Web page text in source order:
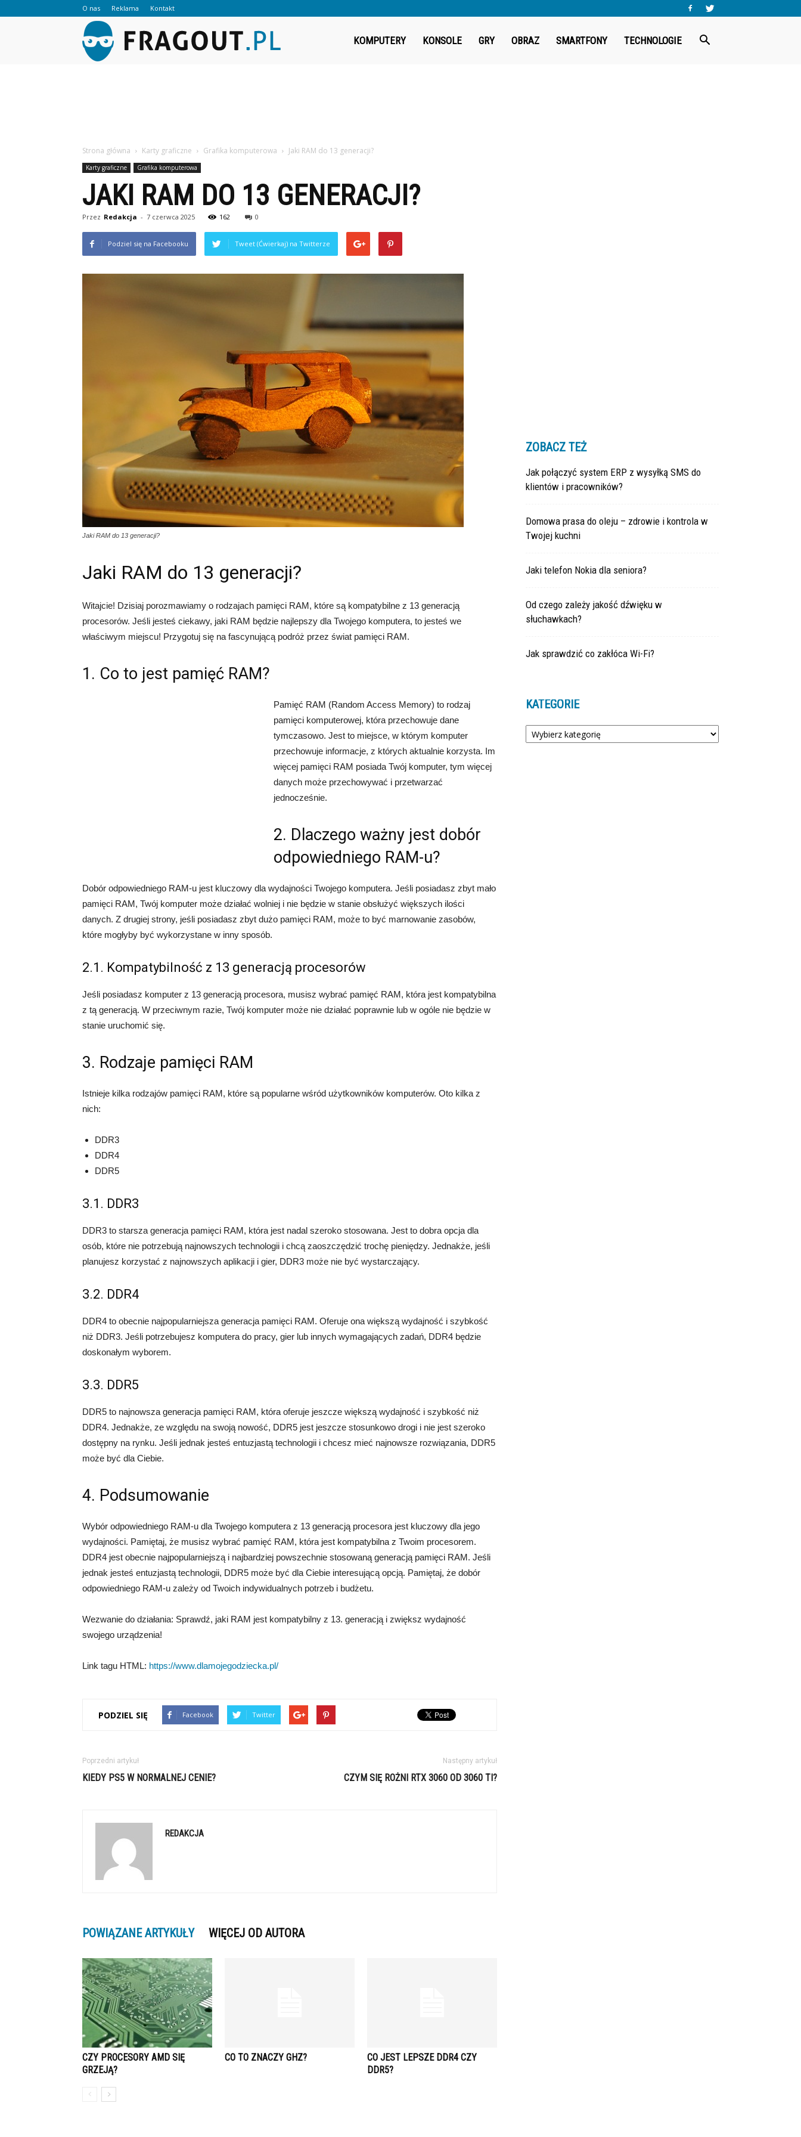
O nas Reklama Kontakt
KOMPUTERY KONSOLE GRY OBRAZ SMARTFONY TECHNOLOGIE
Strona główna Karty graficzne Grafika komputerowa Jaki RAM do 13 generacji?
Karty graficzne Grafika komputerowa
JAKI RAM DO 13 GENERACJI?
Przez Redakcja - 7 czerwca 2025 162 0
Podziel się na Facebooku Tweet (Ćwierkaj) na Twitterze
Jaki RAM do 13 generacji?
Jaki RAM do 13 generacji?
Witajcie! Dzisiaj porozmawiamy o rodzajach pamięci RAM, które są kompatybilne z 13 generacją
procesorów. Jeśli jesteś ciekawy, jaki RAM będzie najlepszy dla Twojego komputera, to jesteś we
właściwym miejscu! Przygotuj się na fascynującą podróż przez świat pamięci RAM.
1. Co to jest pamięć RAM?
Pamięć RAM (Random Access Memory) to rodzaj
pamięci komputerowej, która przechowuje dane
tymczasowo. Jest to miejsce, w którym komputer
przechowuje informacje, z których aktualnie korzysta. Im
więcej pamięci RAM posiada Twój komputer, tym więcej
danych może przechowywać i przetwarzać
jednocześnie.
2. Dlaczego ważny jest dobór
odpowiedniego RAM-u?
Dobór odpowiedniego RAM-u jest kluczowy dla wydajności Twojego komputera. Jeśli posiadasz zbyt mało
pamięci RAM, Twój komputer może działać wolniej i nie będzie w stanie obsłużyć większych ilości
danych. Z drugiej strony, jeśli posiadasz zbyt dużo pamięci RAM, może to być marnowanie zasobów,
które mogłyby być wykorzystane w inny sposób.
2.1. Kompatybilność z 13 generacją procesorów
Jeśli posiadasz komputer z 13 generacją procesora, musisz wybrać pamięć RAM, która jest kompatybilna
z tą generacją. W przeciwnym razie, Twój komputer może nie działać poprawnie lub w ogóle nie będzie w
stanie uruchomić się.
3. Rodzaje pamięci RAM
Istnieje kilka rodzajów pamięci RAM, które są popularne wśród użytkowników komputerów. Oto kilka z
nich:
DDR3
DDR4
DDR5
3.1. DDR3
DDR3 to starsza generacja pamięci RAM, która jest nadal szeroko stosowana. Jest to dobra opcja dla
osób, które nie potrzebują najnowszych technologii i chcą zaoszczędzić trochę pieniędzy. Jednakże, jeśli
planujesz korzystać z najnowszych aplikacji i gier, DDR3 może nie być wystarczający.
3.2. DDR4
DDR4 to obecnie najpopularniejsza generacja pamięci RAM. Oferuje ona większą wydajność i szybkość
niż DDR3. Jeśli potrzebujesz komputera do pracy, gier lub innych wymagających zadań, DDR4 będzie
doskonałym wyborem.
3.3. DDR5
DDR5 to najnowsza generacja pamięci RAM, która oferuje jeszcze większą wydajność i szybkość niż
DDR4. Jednakże, ze względu na swoją nowość, DDR5 jest jeszcze stosunkowo drogi i nie jest szeroko
dostępny na rynku. Jeśli jednak jesteś entuzjastą technologii i chcesz mieć najnowsze rozwiązania, DDR5
może być dla Ciebie.
4. Podsumowanie
Wybór odpowiedniego RAM-u dla Twojego komputera z 13 generacją procesora jest kluczowy dla jego
wydajności. Pamiętaj, że musisz wybrać pamięć RAM, która jest kompatybilna z Twoim procesorem.
DDR4 jest obecnie najpopularniejszą i najbardziej powszechnie stosowaną generacją pamięci RAM. Jeśli
jednak jesteś entuzjastą technologii, DDR5 może być dla Ciebie interesującą opcją. Pamiętaj, że dobór
odpowiedniego RAM-u zależy od Twoich indywidualnych potrzeb i budżetu.
Wezwanie do działania: Sprawdź, jaki RAM jest kompatybilny z 13. generacją i zwiększ wydajność
swojego urządzenia!
Link tagu HTML: https://www.dlamojegodziecka.pl/
PODZIEL SIĘ Facebook Twitter
Poprzedni artykuł
KIEDY PS5 W NORMALNEJ CENIE?
Następny artykuł
CZYM SIĘ ROŻNI RTX 3060 OD 3060 TI?
REDAKCJA
POWIĄZANE ARTYKUŁY WIĘCEJ OD AUTORA
CZY PROCESORY AMD SIĘ
GRZEJĄ?
CO TO ZNACZY GHZ?
CO JEST LEPSZE DDR4 CZY
DDR5?
ZOBACZ TEŻ
Jak połączyć system ERP z wysyłką SMS do
klientów i pracowników?
Domowa prasa do oleju – zdrowie i kontrola w
Twojej kuchni
Jaki telefon Nokia dla seniora?
Od czego zależy jakość dźwięku w
słuchawkach?
Jak sprawdzić co zakłóca Wi-Fi?
KATEGORIE
Kategorie